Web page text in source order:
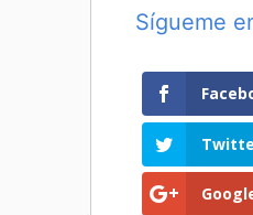
Sígueme